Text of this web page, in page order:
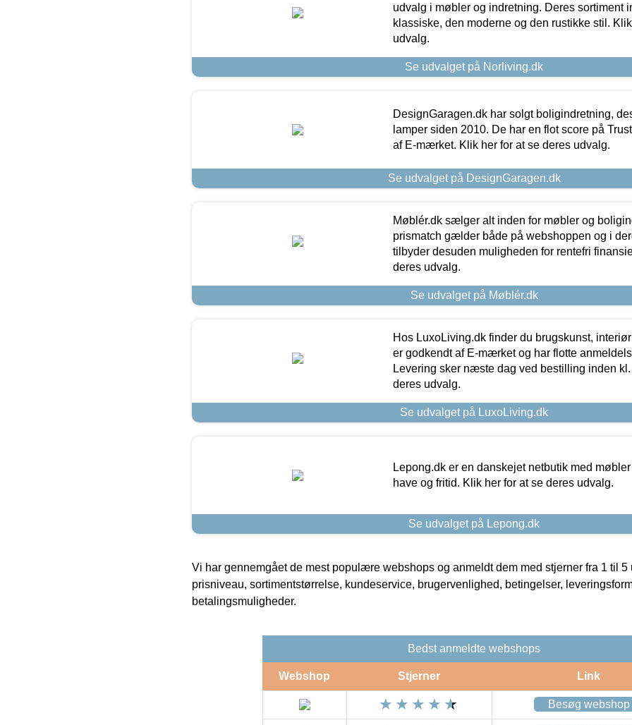
udvalg i møbler og indretning. Deres sortiment
klassiske, den moderne og den rustikke stil.
udvalg.
Se udvalget på Norliving.dk
DesignGaragen.dk har solgt boligindretning,
lamper siden 2010. De har en flot score på
af E-mærket. Klik her for at se deres udvalg.
Se udvalget på DesignGaragen.dk
Møblér.dk sælger alt inden for møbler og
prismatch gælder både på webshoppen og i
tilbyder desuden muligheden for rentefri
deres udvalg.
Se udvalget på Møblér.dk
Hos LuxoLiving.dk finder du brugskunst,
er godkendt af E-mærket og har flotte
Levering sker næste dag ved bestilling inden
deres udvalg.
Se udvalget på LuxoLiving.dk
Lepong.dk er en danskejet netbutik med
have og fritid. Klik her for at se deres udvalg.
Se udvalget på Lepong.dk
Vi har gennemgået de mest populære webshops og anmeldt dem med stjerner fra 1 til 5
prisniveau, sortimentstørrelse, kundeservice, brugervenlighed, betingelser,
betalingsmuligheder.
Bedst anmeldte webshops
Webshop Stjerner Link
Besøg webshop